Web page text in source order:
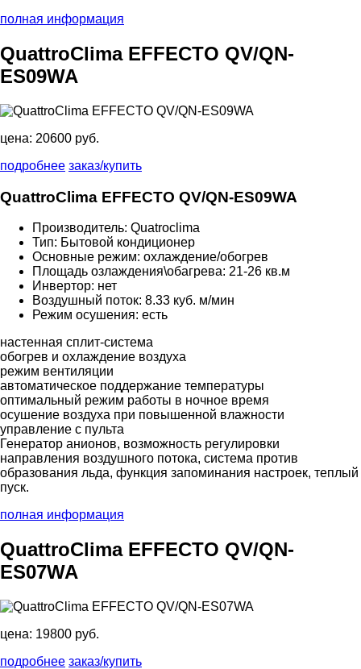
полная информация
QuattroClima EFFECTO QV/QN-
ES09WA
цена: 20600 руб.
подробнее заказ/купить
QuattroClima EFFECTO QV/QN-ES09WA
Производитель: Quatroclima
Тип: Бытовой кондиционер
Основные режим: охлаждение/обогрев
Площадь озлаждения\обагрева: 21-26 кв.м
Инвертор: нет
Воздушный поток: 8.33 куб. м/мин
Режим осушения: есть
настенная сплит-система
обогрев и охлаждение воздуха
режим вентиляции
автоматическое поддержание температуры
оптимальный режим работы в ночное время
осушение воздуха при повышенной влажности
управление с пульта
Генератор анионов, возможность регулировки
направления воздушного потока, система против
образования льда, функция запоминания настроек, теплый
пуск.
полная информация
QuattroClima EFFECTO QV/QN-
ES07WA
цена: 19800 руб.
подробнее заказ/купить